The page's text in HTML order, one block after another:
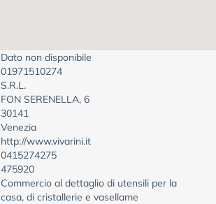
Dato non disponibile
01971510274
S.R.L.
FON SERENELLA, 6
30141
Venezia
http://www.vivarini.it
0415274275
475920
Commercio al dettaglio di utensili per la
casa, di cristallerie e vasellame